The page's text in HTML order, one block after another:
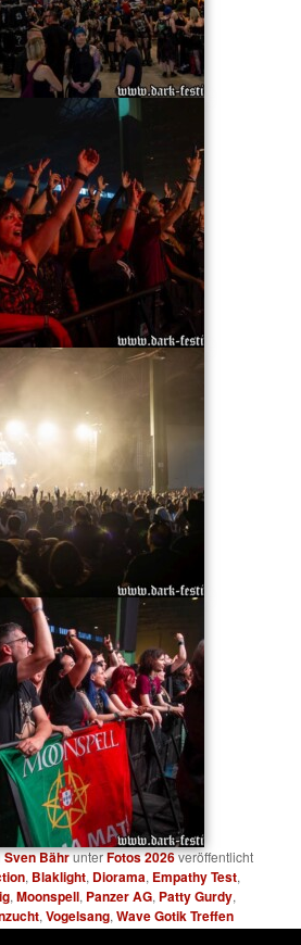
Sven BährunterFotos 2026veröffentlicht
, Blaklight, Diorama, Empathy Test,
,Moonspell, Panzer AG, Patty Gurdy,
,Vogelsang,Wave Gotik Treffen
Lesezeichen für denPermalink.